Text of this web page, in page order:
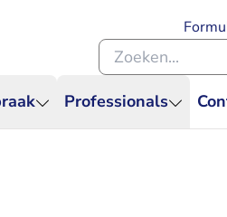
Professionals
Zoeken binnen de